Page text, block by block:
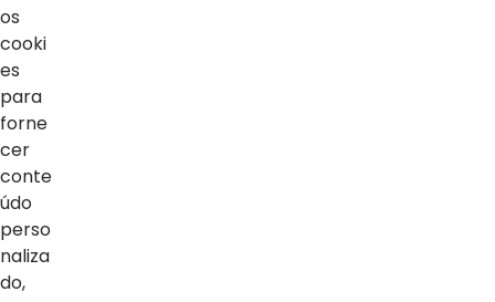
Dessa forma, a certificação valida a qualidade dos
Londrina demonstrou
estabelecidos, consolidando-se como referência em
qualidade educacional.
Parabéns à equipe da unidade Sesi de Londrina por
os
cooki
es
para
forne
cer
conte
údo
perso
naliza
do,